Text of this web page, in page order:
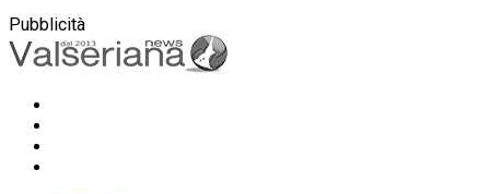
Pubblicità